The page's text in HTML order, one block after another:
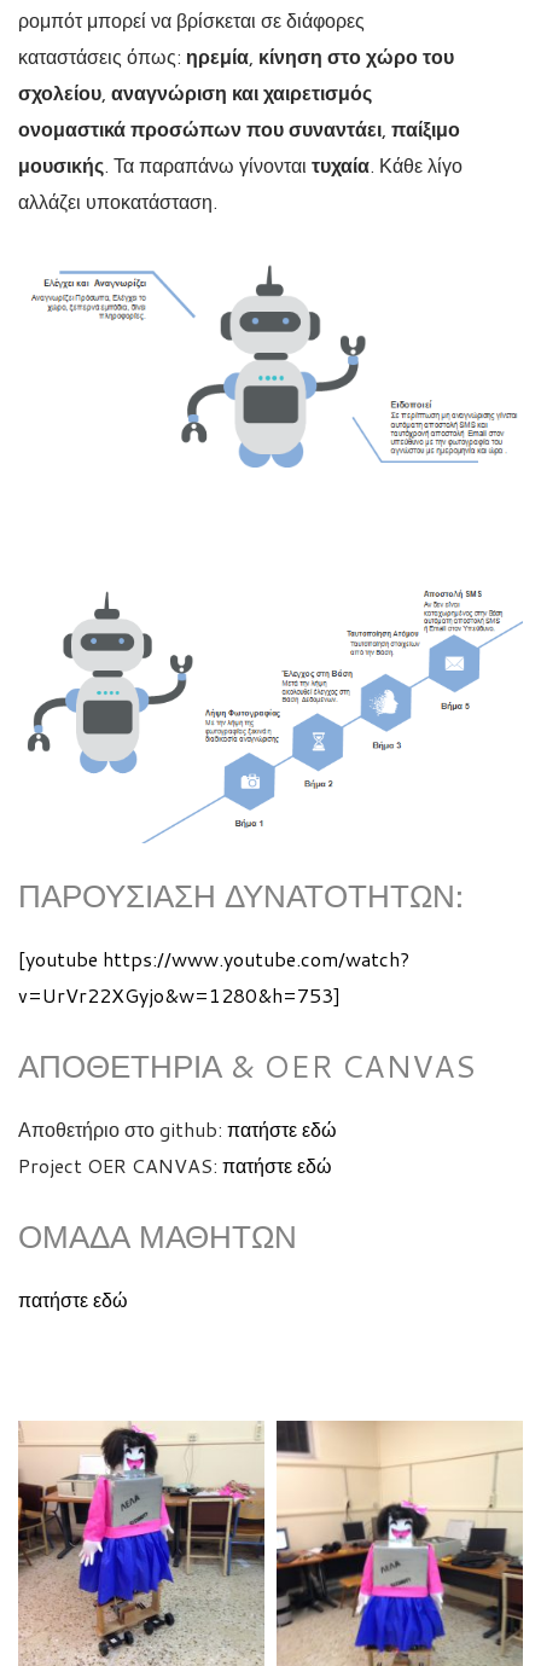
ρομπότ μπορεί να βρίσκεται σε διάφορες
καταστάσεις όπως: ηρεμία, κίνηση στο χώρο του
σχολείου, αναγνώριση και χαιρετισμός
ονομαστικά προσώπων που συναντάει, παίξιμο
μουσικής. Τα παραπάνω γίνονται τυχαία. Κάθε λίγο
αλλάζει υποκατάσταση.
ΠΑΡΟΥΣΊΑΣΗ ΔΥΝΑΤΟΤΉΤΩΝ:
[youtube https://www.youtube.com/watch?
v=UrVr22XGyjo&w=1280&h=753]
ΑΠΟΘΕΤΉΡΙΑ & OER CANVAS
Αποθετήριο στο github: πατήστε εδώ
Project OER CANVAS: πατήστε εδώ
ΟΜΆΔΑ ΜΑΘΗΤΏΝ
πατήστε εδώ